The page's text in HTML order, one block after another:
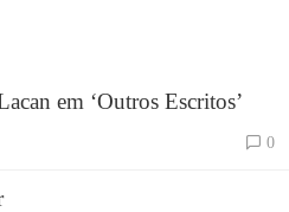
em ‘Outros Escritos’
0